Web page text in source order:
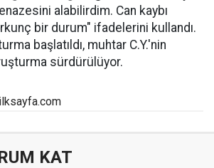
alabilirdim. Can kaybı
bir durum" ifadelerini kullandı.
başlatıldı, muhtar C.Y.'nin
sürdürülüyor.
KAT